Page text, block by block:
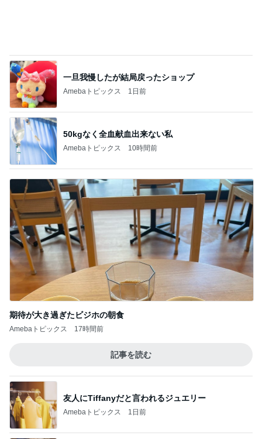
一旦我慢したが結局戻ったショップ
Amebaトピックス 1日前
50kgなく全血献血出来ない私
Amebaトピックス 10時間前
期待が大き過ぎたビジホの朝食
Amebaトピックス 17時間前
記事を読む
友人にTiffanyだと言われるジュエリー
Amebaトピックス 1日前